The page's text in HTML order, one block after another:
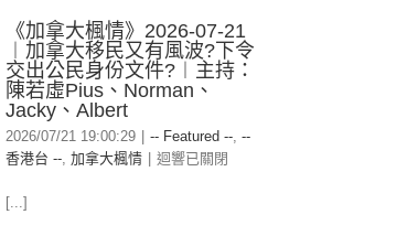
《加拿大楓情》2026-07-21
︱加拿大移民又有風波?下令
交出公民身份文件?︱主持：
陳若虛Pius、Norman、
Jacky、Albert
2026/07/21 19:00:29 -- Featured --, --
香港台 --, 加拿大楓情 迴響已關閉
[...]